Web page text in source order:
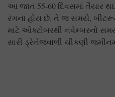
આ જાત 55-60 દિવસમાં તૈયાર
રંગના હોય છે. તે જ સમયે,
માટે ઓક્ટોબરથી નવેમ્બરનો
સારી ડ્રેનેજવાળી ચીકણી